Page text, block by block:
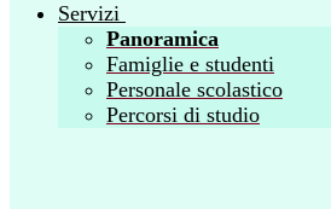
Servizi
Panoramica
Famiglie e studenti
Personale scolastico
Percorsi di studio